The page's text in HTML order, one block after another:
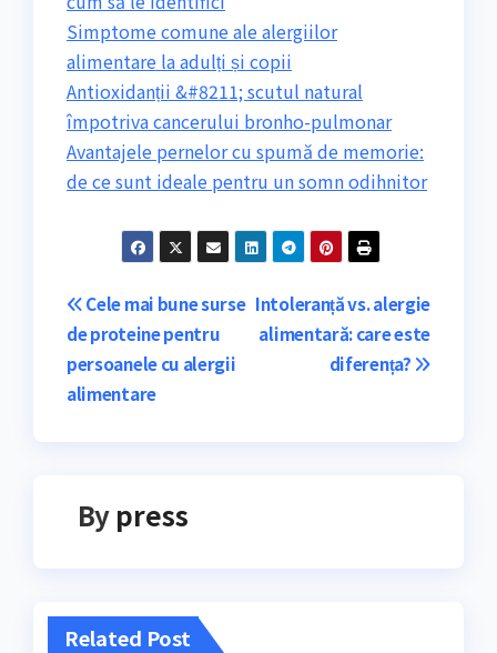
Simptome comune ale alergiilor
alimentare la adulți și copii
Antioxidanții &#8211; scutul natural
împotriva cancerului bronho-pulmonar
Avantajele pernelor cu spumă de memorie:
de ce sunt ideale pentru un somn odihnitor
Navigare
în
articole
Intoleranță vs. alergie
alimentară: care este
diferența?
Cele mai bune surse
de proteine pentru
persoanele cu alergii
alimentare
By press
Related Post